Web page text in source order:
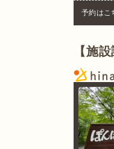
予約はこ
【施